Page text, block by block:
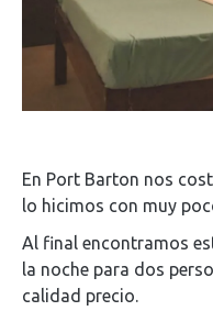
En Port Barton nos
lo hicimos con muy
Al final encontramos
la noche para dos
calidad precio.